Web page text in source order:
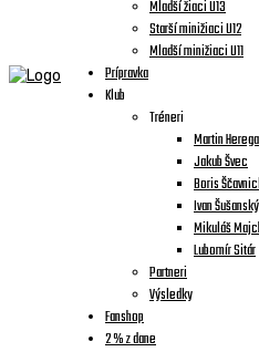
Mladší žiaci U13
Starší minižiaci U12
Mladší minižiaci U11
Prípravka
Klub
Tréneri
Martin Herega
Jakub Švec
Boris
Ivan Šušanský
Mikuláš
Lubomír Sitár
Partneri
Výsledky
Fanshop
2 % z dane